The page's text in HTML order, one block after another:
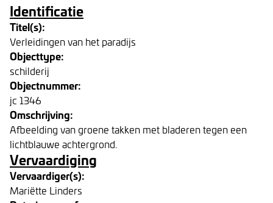
Identificatie
Titel(s):
Verleidingen van het paradijs
Objecttype:
schilderij
Objectnummer:
jc 1346
Omschrijving:
Afbeelding van groene takken met bladeren tegen een
lichtblauwe achtergrond.
Vervaardiging
Vervaardiger(s):
Mariëtte Linders